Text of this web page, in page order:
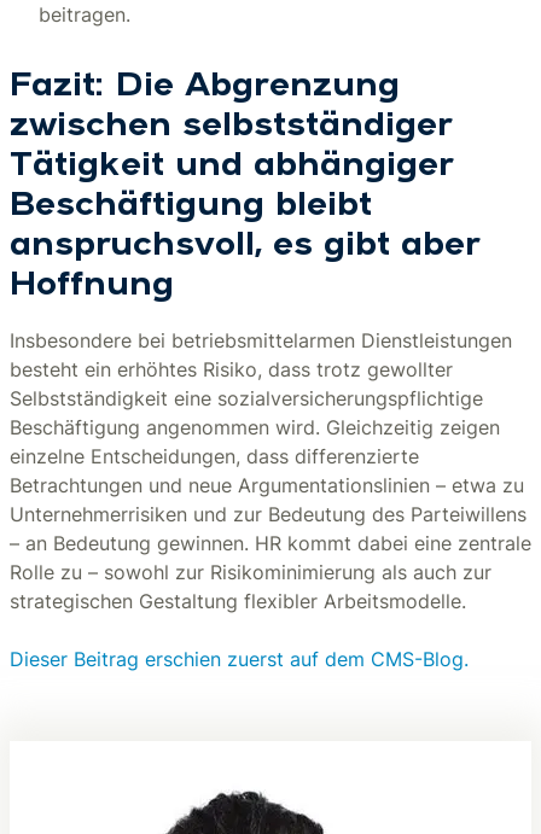
beitragen.
Fazit: Die Abgrenzung
zwischen selbstständiger
Tätigkeit und abhängiger
Beschäftigung bleibt
anspruchsvoll, es gibt aber
Hoffnung
Insbesondere bei betriebsmittelarmen Dienstleistungen
besteht ein erhöhtes Risiko, dass trotz gewollter
Selbstständigkeit eine sozialversicherungspflichtige
Beschäftigung angenommen wird. Gleichzeitig zeigen
einzelne Entscheidungen, dass differenzierte
Betrachtungen und neue Argumentationslinien – etwa zu
Unternehmerrisiken und zur Bedeutung des Parteiwillens
– an Bedeutung gewinnen. HR kommt dabei eine zentrale
Rolle zu – sowohl zur Risikominimierung als auch zur
strategischen Gestaltung flexibler Arbeitsmodelle.
Dieser Beitrag erschien zuerst auf dem CMS-Blog.